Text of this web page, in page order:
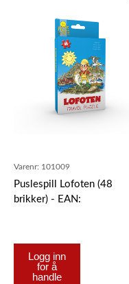
Varenr: 101009
Puslespill Lofoten (48
brikker) - EAN:
Logg inn
for å
handle